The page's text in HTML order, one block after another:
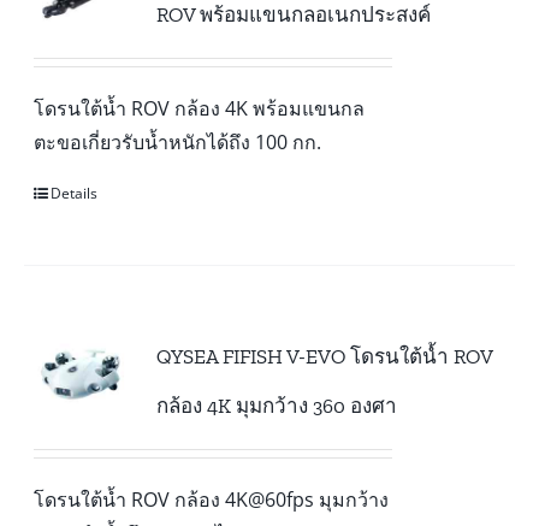
ROV พร้อมแขนกลอเนกประสงค์
โดรนใต้น้ำ ROV กล้อง 4K พร้อมแขนกล
ตะขอเกี่ยวรับน้ำหนักได้ถึง 100 กก.
Details
QYSEA FIFISH V-EVO โดรนใต้น้ำ ROV
กล้อง 4K มุมกว้าง 360 องศา
โดรนใต้น้ำ ROV กล้อง 4K@60fps มุมกว้าง